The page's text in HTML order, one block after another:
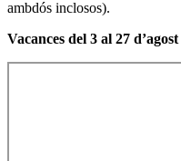
ambdós inclosos).
Vacances del 3 al 27 d’agost